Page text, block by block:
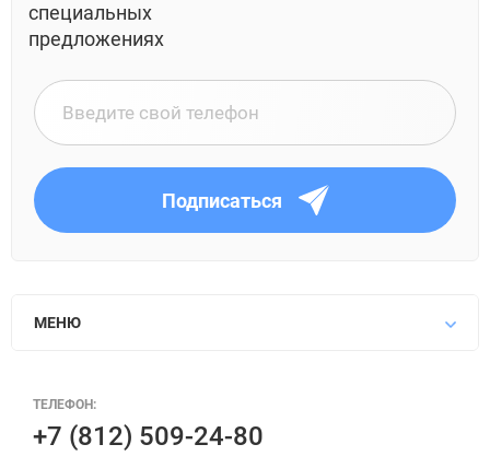
специальных
предложениях
Подписаться
МЕНЮ
ТЕЛЕФОН:
+7 (812) 509-24-80